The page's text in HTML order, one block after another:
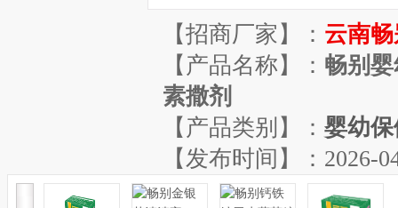
【招商厂家】： 云南
【产品名称】： 畅别
素撒剂
【产品类别】： 婴幼
【发布时间】：2026-